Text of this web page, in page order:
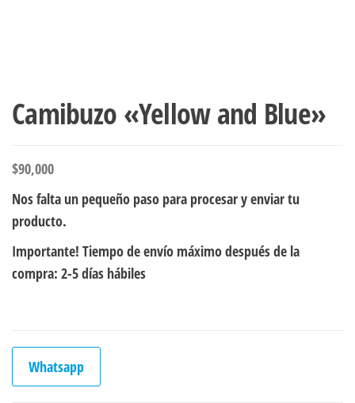
Camibuzo «Yellow and Blue»
$90,000
Nos falta un pequeño paso para procesar y enviar tu
producto.
Importante! Tiempo de envío máximo después de la
compra: 2-5 días hábiles
Whatsapp